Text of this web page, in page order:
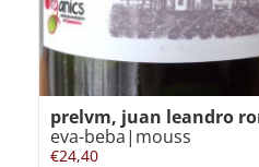
prelvm, juan leandro
eva-beba|mouss
€24,40